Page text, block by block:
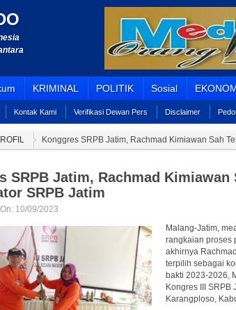
KRIMINAL POLITIK Sosial
Kontak Kami Verifikasi Dewan Pers Disclaimer
Konggres SRPB Jatim, Rachmad Kimiawan Sah
SRPB Jatim, Rachmad Kimiawan
SRPB Jatim
On: 10/09/2023
Malang-Jatim,
rangkaian proses
akhirnya
terpilih sebagai
bakti 2023-2026,
Kongres III SRPB
Karangploso,